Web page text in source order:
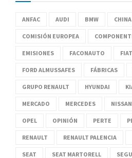
ANFAC AUDI BMW CHINA
COMISIÓN EUROPEA
EMISIONES FACONAUTO FIAT
FORD ALMUSSAFES FÁBRICAS
GRUPO RENAULT HYUNDAI
MERCADO MERCEDES NISSAN
OPEL OPINIÓN PERTE
RENAULT RENAULT PALENCIA
SEAT SEAT MARTORELL